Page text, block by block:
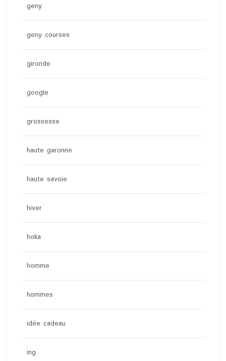
geny
geny courses
gironde
google
grossesse
haute garonne
haute savoie
hiver
hoka
homme
hommes
idée cadeau
ing